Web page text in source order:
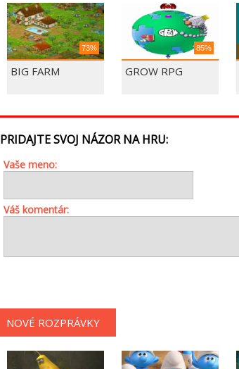
73%
BIG FARM
85%
GROW RPG
PRIDAJTE SVOJ NÁZOR NA HRU:
Vaše meno:
Váš komentár:
NOVÉ ROZPRÁVKY